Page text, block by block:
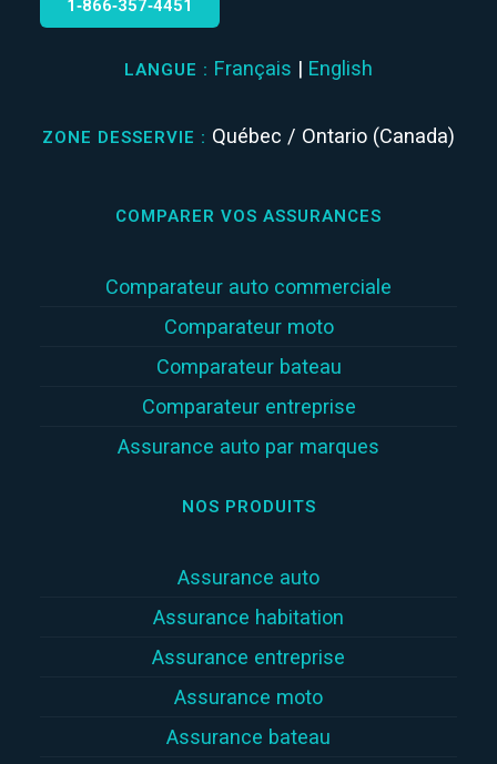
1‑866‑357‑4451
LANGUE : Français | English
ZONE DESSERVIE : Québec / Ontario (Canada)
COMPARER VOS ASSURANCES
Comparateur auto commerciale
Comparateur moto
Comparateur bateau
Comparateur entreprise
Assurance auto par marques
NOS PRODUITS
Assurance auto
Assurance habitation
Assurance entreprise
Assurance moto
Assurance bateau